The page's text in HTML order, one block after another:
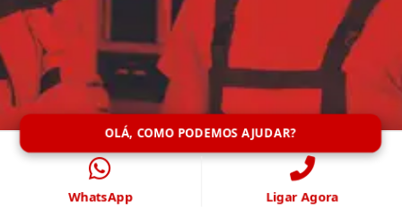
OLÁ, COMO PODEMOS AJUDAR?
WhatsApp Ligar Agora